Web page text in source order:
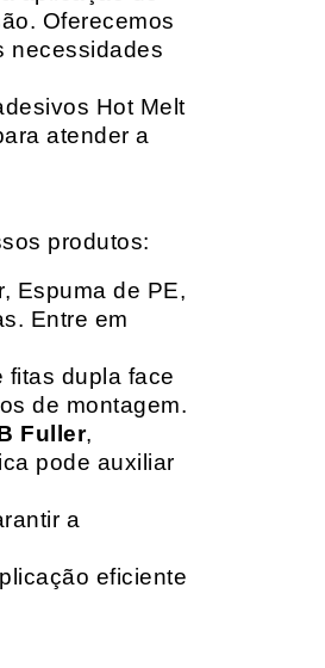
Oferecemos
necessidades
Hot Melt
atender a
produtos:
Espuma de PE,
Entre em
fitas dupla face
de montagem.
Fuller,
pode auxiliar
a
eficiente